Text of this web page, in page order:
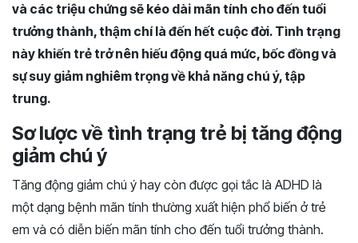
và các triệu chứng sẽ kéo dài mãn tính cho đến tuổi
trưởng thành, thậm chí là đến hết cuộc đời. Tình trạng
này khiến trẻ trở nên hiếu động quá mức, bốc đồng và
sự suy giảm nghiêm trọng về khả năng chú ý, tập
trung.
Sơ lược về tình trạng trẻ bị tăng động
giảm chú ý
Tăng động giảm chú ý hay còn được gọi tắc là ADHD là
một dạng bệnh mãn tính thường xuất hiện phổ biến ở trẻ
em và có diễn biến mãn tính cho đến tuổi trưởng thành.